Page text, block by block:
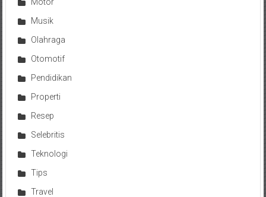
Musik
Olahraga
Otomotif
Pendidikan
Properti
Resep
Selebritis
Teknologi
Tips
Travel